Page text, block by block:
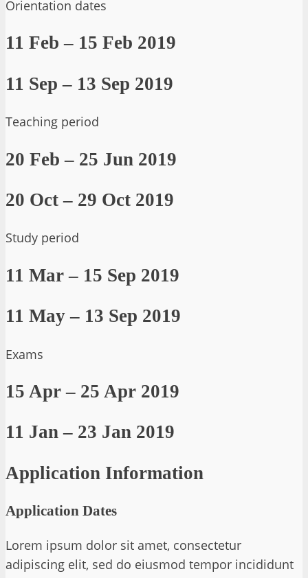
Orientation dates
11 Feb – 15 Feb 2019
11 Sep – 13 Sep 2019
Teaching period
20 Feb – 25 Jun 2019
20 Oct – 29 Oct 2019
Study period
11 Mar – 15 Sep 2019
11 May – 13 Sep 2019
Exams
15 Apr – 25 Apr 2019
11 Jan – 23 Jan 2019
Application Information
Application Dates
Lorem ipsum dolor sit amet, consectetur
adipiscing elit, sed do eiusmod tempor incididunt